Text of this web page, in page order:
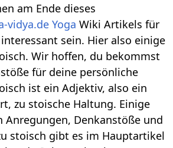
am Ende dieses
vidya.de Yoga Wiki Artikels für
sein. Hier also einige
Wir hoffen, du bekommst
für deine persönliche
ist ein Adjektiv, also ein
zu stoische Haltung. Einige
Anregungen, Denkanstöße und
stoisch gibt es im Hauptartikel